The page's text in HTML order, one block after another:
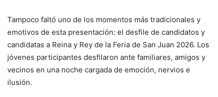
Tampoco faltó uno de los momentos más tradicionales y
emotivos de esta presentación: el desfile de candidatos y
candidatas a Reina y Rey de la Feria de San Juan 2026. Los
jóvenes participantes desfilaron ante familiares, amigos y
vecinos en una noche cargada de emoción, nervios e
ilusión.